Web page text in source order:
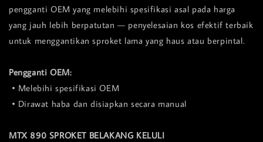
pengganti OEM yang melebihi spesifikasi asal pada harga
yang jauh lebih berpatutan — penyelesaian kos efektif terbaik
untuk menggantikan sproket lama yang haus atau berpintal.
Pengganti OEM:
• Melebihi spesifikasi OEM
• Dirawat haba dan disiapkan secara manual
MTX 890 SPROKET BELAKANG KELULI